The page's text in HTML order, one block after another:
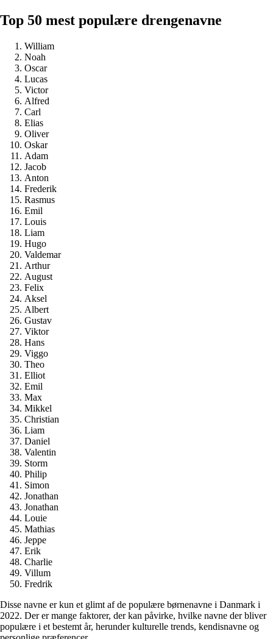
Top 50 mest populære drengenavne
William
Noah
Oscar
Lucas
Victor
Alfred
Carl
Elias
Oliver
Oskar
Adam
Jacob
Anton
Frederik
Rasmus
Emil
Louis
Liam
Hugo
Valdemar
Arthur
August
Felix
Aksel
Albert
Gustav
Viktor
Hans
Viggo
Theo
Elliot
Emil
Max
Mikkel
Christian
Liam
Daniel
Valentin
Storm
Philip
Simon
Jonathan
Jonathan
Louie
Mathias
Jeppe
Erik
Charlie
Villum
Fredrik
Disse navne er kun et glimt af de populære børnenavne i Danmark i
2022. Der er mange faktorer, der kan påvirke, hvilke navne der bliver
populære i et bestemt år, herunder kulturelle trends, kendisnavne og